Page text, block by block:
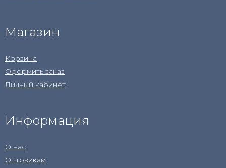
Магазин
Корзина
Оформить заказ
Личный кабинет
Информация
О нас
Оптовикам